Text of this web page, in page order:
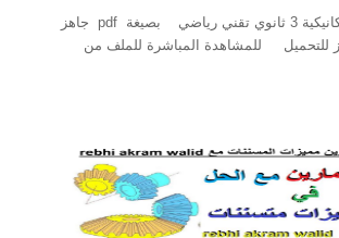
دروس الهندسة الميكانيكية 3 ثانوي تقني رياضي بصيغة pdf جاهز
للتحميل للمشاهدة المباشرة للملف من